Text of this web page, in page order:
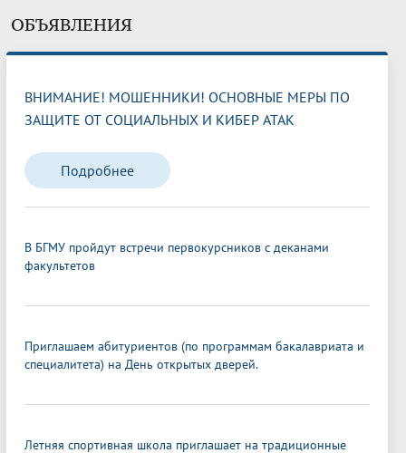
ОБЪЯВЛЕНИЯ
ВНИМАНИЕ! МОШЕННИКИ! ОСНОВНЫЕ МЕРЫ ПО
ЗАЩИТЕ ОТ СОЦИАЛЬНЫХ И КИБЕР АТАК
Подробнее
В БГМУ пройдут встречи первокурсников с деканами
факультетов
Приглашаем абитуриентов (по программам бакалавриата и
специалитета) на День открытых дверей.
Летняя спортивная школа приглашает на традиционные